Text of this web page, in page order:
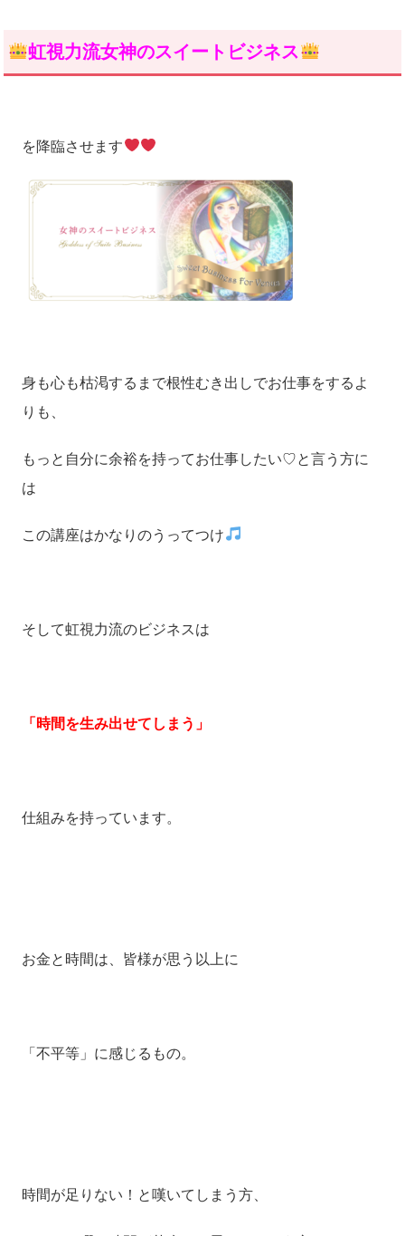
虹視力流女神のスイートビジネス
を降臨させます
身も心も枯渇するまで根性むき出しでお仕事をするよ
りも、
もっと自分に余裕を持ってお仕事したい♡と言う方に
は
この講座はかなりのうってつけ
そして虹視力流のビジネスは
「時間を生み出せてしまう」
仕組みを持っています。
お金と時間は、皆様が思う以上に
「不平等」に感じるもの。
時間が足りない！と嘆いてしまう方、